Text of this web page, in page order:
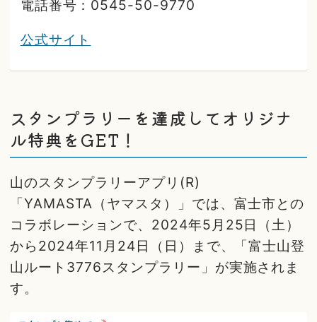
電話番号：0545-50-9770
公式サイト
スタンプラリーを達成してオリジナ
ル特典をGET！
山のスタンプラリーアプリ(R)
「YAMASTA（ヤマスタ）」では、富士市との
コラボレーションで、2024年5月25日（土）
から2024年11月24日（日）まで、「富士山登
山ルート3776スタンプラリー」が実施されま
す。